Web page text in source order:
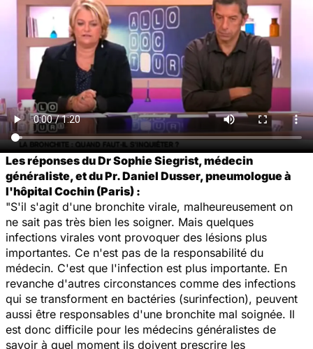
Les réponses du Dr Sophie Siegrist, médecin
généraliste, et du Pr. Daniel Dusser, pneumologue à
l'hôpital Cochin (Paris) :
"S'il s'agit d'une bronchite virale, malheureusement on
ne sait pas très bien les soigner. Mais quelques
infections virales vont provoquer des lésions plus
importantes. Ce n'est pas de la responsabilité du
médecin. C'est que l'infection est plus importante. En
revanche d'autres circonstances comme des infections
qui se transforment en bactéries (surinfection), peuvent
aussi être responsables d'une bronchite mal soignée. Il
est donc difficile pour les médecins généralistes de
savoir à quel moment ils doivent prescrire les